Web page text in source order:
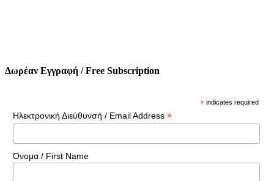
Δωρέαν Εγγραφή / Free Subscription
* indicates required
Ηλεκτρονική Διεύθυνσή / Email Address *
Όνομα / First Name